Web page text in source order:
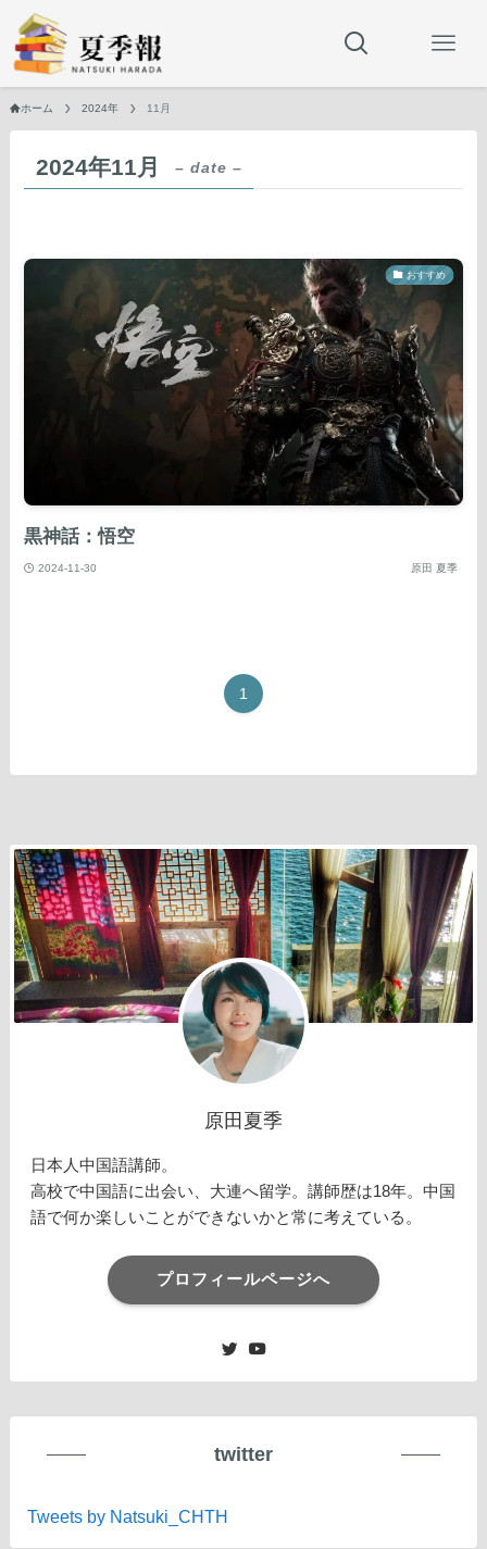
ホーム 2024年 11月
2024年11月 – date –
おすすめ
黒神話：悟空
2024-11-30 原田 夏季
1
原田夏季
日本人中国語講師。
高校で中国語に出会い、大連へ留学。講師歴は18年。中国
語で何か楽しいことができないかと常に考えている。
プロフィールページへ
twitter
Tweets by Natsuki_CHTH